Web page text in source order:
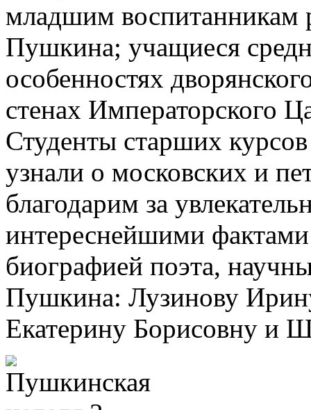
младшим воспитанникам
Пушкина; учащиеся
особенностях
стенах Императорского
Студенты старших
узнали о московских и
благодарим за
интереснейшими
биографией поэта,
Пушкина: Лузинову
Екатерину Борисовну и